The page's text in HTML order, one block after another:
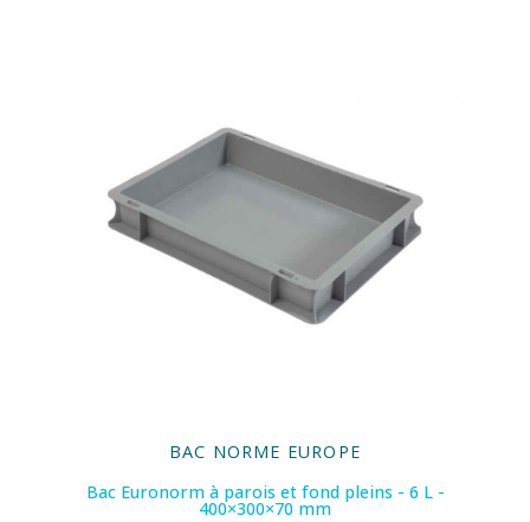
BAC NORME EUROPE
Bac Euronorm à parois et fond pleins - 6 L -
400×300×70 mm